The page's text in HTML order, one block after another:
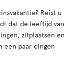
Reist u
dat de leeftijd van
zitplaatsen en
een paar dingen